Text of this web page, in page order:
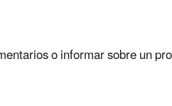
o informar sobre un